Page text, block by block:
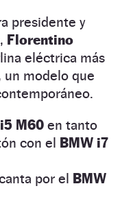
presidente y
Florentino
eléctrica más
un modelo que
M60 en tanto
con el
BMW i7
por el
BMW